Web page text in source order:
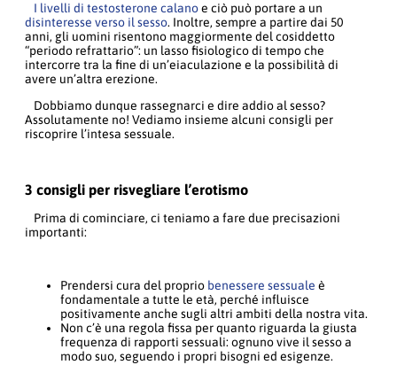
I livelli di testosterone calanoe ciò può portare a un
disinteresse verso il sesso. Inoltre, sempre a partire dai 50
anni, gli uomini risentono maggiormente del cosiddetto
“periodo refrattario”: un lasso fisiologico di tempo che
intercorre tra la fine di un’eiaculazione e la possibilità di
avere un’altra erezione.
Dobbiamo dunque rassegnarci e dire addio al sesso?
Assolutamente no! Vediamo insieme alcuni consigli per
riscoprire l’intesa sessuale.
3 consigli per risvegliare l’erotismo
Prima di cominciare, ci teniamo a fare due precisazioni
importanti:
Prendersi cura del proprio benessere sessuale è
fondamentale a tutte le età, perché influisce
positivamente anche sugli altri ambiti della nostra vita.
Non c’è una regola fissa per quanto riguarda la giusta
frequenza di rapporti sessuali: ognuno vive il sesso a
modo suo, seguendo i propri bisogni ed esigenze.